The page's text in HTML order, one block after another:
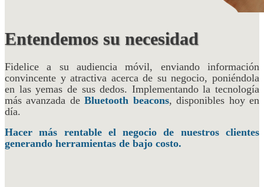
Entendemos su necesidad
Fidelice a su audiencia móvil, enviando información
convincente y atractiva acerca de su negocio, poniéndola
en las yemas de sus dedos. Implementando la tecnología
más avanzada deBluetooth beacons, disponibles hoy en
día.
Hacer más rentable el negocio de nuestros clientes
generando herramientas de bajo costo.